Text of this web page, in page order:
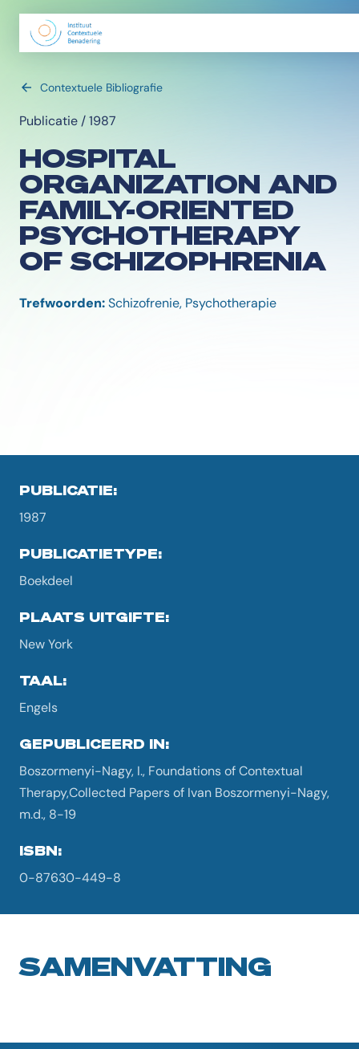
Contextuele Bibliografie
Publicatie / 1987
HOSPITAL
ORGANIZATION AND
FAMILY-ORIENTED
PSYCHOTHERAPY
OF SCHIZOPHRENIA
Trefwoorden:Schizofrenie, Psychotherapie
PUBLICATIE:
1987
PUBLICATIETYPE:
Boekdeel
PLAATS UITGIFTE:
New York
TAAL:
Engels
GEPUBLICEERD IN:
Boszormenyi-Nagy, I., Foundations of Contextual
Therapy,Collected Papers of Ivan Boszormenyi-Nagy,
m.d., 8-19
ISBN:
0-87630-449-8
SAMENVATTING